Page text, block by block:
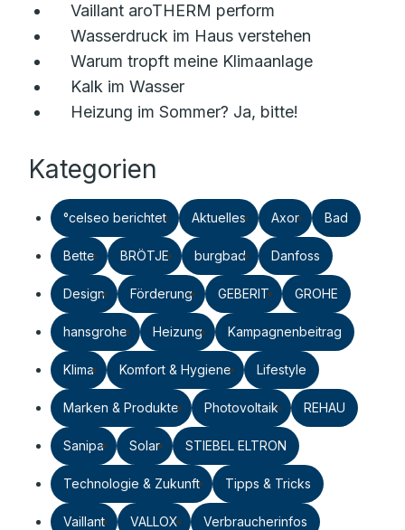
Vaillant aroTHERM perform
Wasserdruck im Haus verstehen
Warum tropft meine Klimaanlage
Kalk im Wasser
Heizung im Sommer? Ja, bitte!
Kategorien
°celseo berichtet Aktuelles Axor Bad
Bette BRÖTJE burgbad Danfoss
Design Förderung GEBERIT GROHE
hansgrohe Heizung Kampagnenbeitrag
Klima Komfort & Hygiene Lifestyle
Marken & Produkte Photovoltaik REHAU
Sanipa Solar STIEBEL ELTRON
Technologie & Zukunft Tipps & Tricks
Vaillant VALLOX Verbraucherinfos